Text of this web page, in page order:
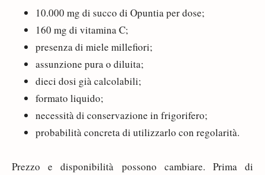
10.000 mg di succo di Opuntia per dose;
160 mg di vitamina C;
presenza di miele millefiori;
assunzione pura o diluita;
dieci dosi già calcolabili;
formato liquido;
necessità di conservazione in frigorifero;
probabilità concreta di utilizzarlo con regolarità.
Prezzo e disponibilità possono cambiare. Prima di